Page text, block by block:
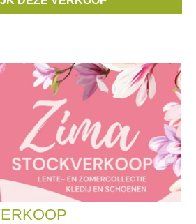
la vie, ...